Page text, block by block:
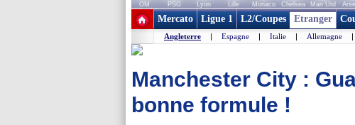
OM PSG Lyon Lille Monaco Chelsea Man Utd
+ de clubs
Mercato Ligue 1 L2/Coupes Etranger
Angleterre | Espagne | Italie | Allemagne |
Manchester City :
bonne formule !